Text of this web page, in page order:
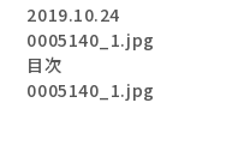
2019.10.24
0005140_1.jpg
目次
0005140_1.jpg